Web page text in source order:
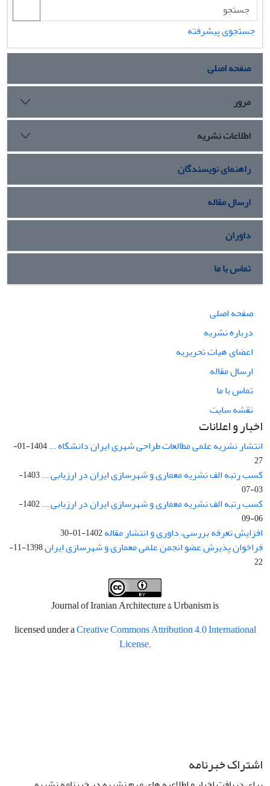
جستجوی پیشرفته
صفحه اصلی
مرور
اطلاعات نشریه
راهنمای نویسندگان
ارسال مقاله
داوران
تماس با ما
صفحه اصلی
درباره نشریه
اعضای هیات تحریریه
ارسال مقاله
تماس با ما
نقشه سایت
اخبار و اعلانات
انتشار نشریه علمی مطالعات طراحی شهری ایران دانشگاه ...
1404-01-
27
کسب رتبه الف نشریه معماری و شهرسازی ایران در ارزیابی ...
1403-
03-07
کسب رتبه الف نشریه معماری و شهرسازی ایران در ارزیابی ...
1402-
06-09
افزایش تعرفه بررسی، داوری و انتشار مقاله1402-01-30
فراخوان پذیرش عضو انجمن علمی معماری و شهرسازی ایران
1398-11-
22
Journal of Iranian Architecture & Urbanism is
licensed under aCreative Commons Attribution 4.0 International
License.
اشتراک خبرنامه